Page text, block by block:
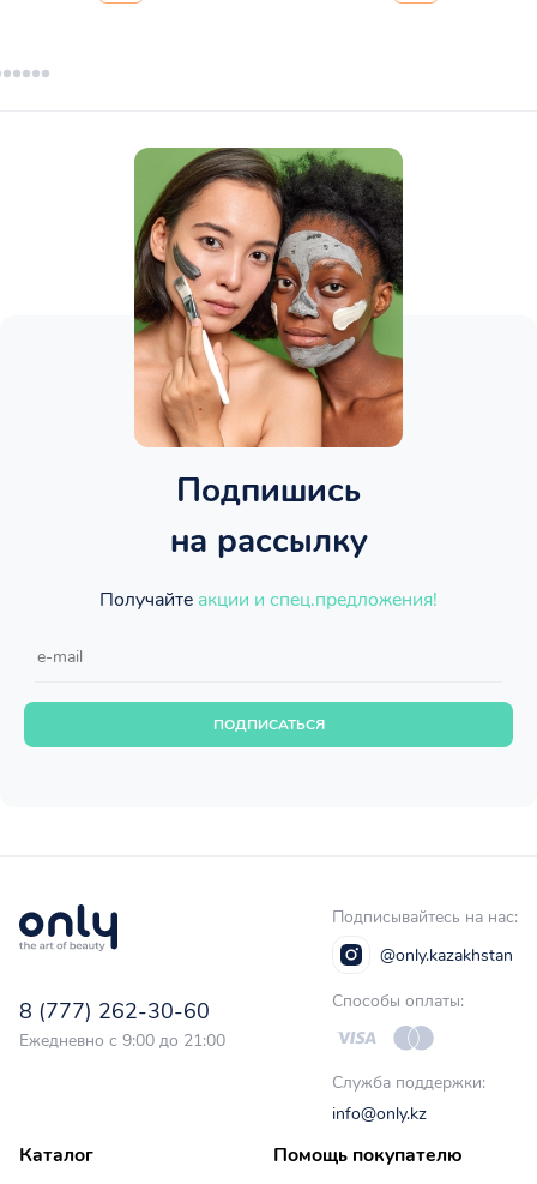
Подпишись
на рассылку
Получайте акции и спец.предложения!
ПОДПИСАТЬСЯ
8 (777) 262-30-60
Ежедневно с 9:00 до 21:00
Подписывайтесь на нас:
@only.kazakhstan
Способы оплаты:
Служба поддержки:
info@only.kz
Каталог Помощь покупателю